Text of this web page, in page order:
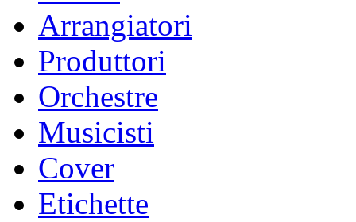
Arrangiatori
Produttori
Orchestre
Musicisti
Cover
Etichette